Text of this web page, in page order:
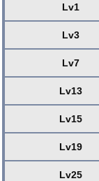
Lv1
Lv3
Lv7
Lv13
Lv15
Lv19
Lv25